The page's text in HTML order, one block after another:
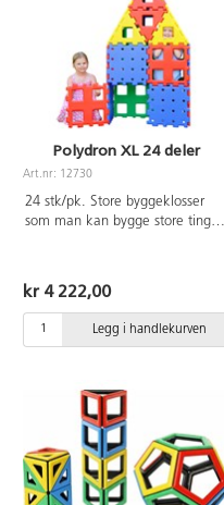
Polydron XL 24 deler
Art.nr: 12730
24 stk/pk. Store byggeklosser
som man kan bygge store ting
passer fint til samarbeide. Mål på
kvadrat: 42x42 cm. Inneholder
16 kvadrater og 8 trekanter. Kan
fint kombineres med Polydron
overflatedesinfisering. Av
polyetylen. Fra 2 år.
kr 4 222,00
Legg i handlekurven